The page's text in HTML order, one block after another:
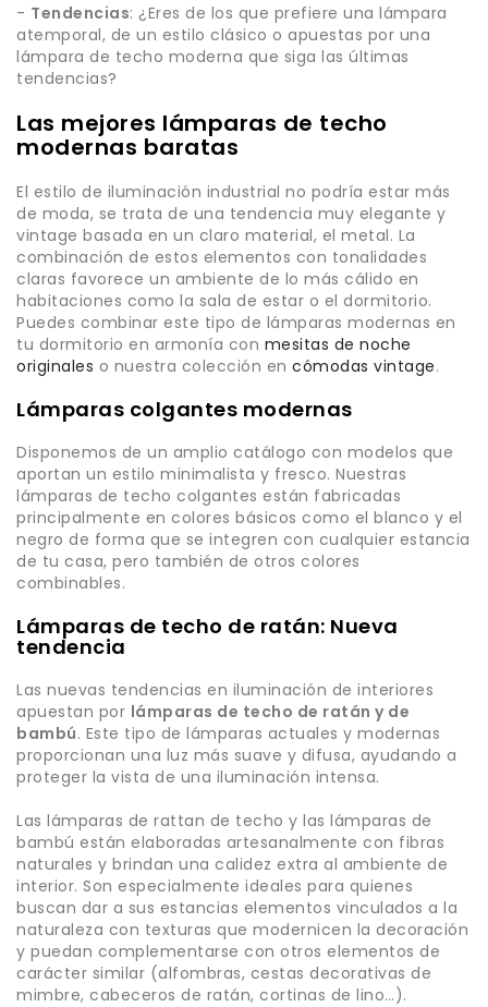
- Tendencias: ¿Eres de los que prefiere una lámpara
atemporal, de un estilo clásico o apuestas por una
lámpara de techo moderna que siga las últimas
tendencias?
Las mejores lámparas de techo
modernas baratas
El estilo de iluminación industrial no podría estar más
de moda, se trata de una tendencia muy elegante y
vintage basada en un claro material, el metal. La
combinación de estos elementos con tonalidades
claras favorece un ambiente de lo más cálido en
habitaciones como la sala de estar o el dormitorio.
Puedes combinar este tipo de lámparas modernas en
tu dormitorio en armonía con mesitas de noche
originales o nuestra colección en cómodas vintage.
Lámparas colgantes modernas
Disponemos de un amplio catálogo con modelos que
aportan un estilo minimalista y fresco. Nuestras
lámparas de techo colgantes están fabricadas
principalmente en colores básicos como el blanco y el
negro de forma que se integren con cualquier estancia
de tu casa, pero también de otros colores
combinables.
Lámparas de techo de ratán: Nueva
tendencia
Las nuevas tendencias en iluminación de interiores
apuestan por lámparas de techo de ratán y de
bambú. Este tipo de lámparas actuales y modernas
proporcionan una luz más suave y difusa, ayudando a
proteger la vista de una iluminación intensa.
Las lámparas de rattan de techo y las lámparas de
bambú están elaboradas artesanalmente con fibras
naturales y brindan una calidez extra al ambiente de
interior. Son especialmente ideales para quienes
buscan dar a sus estancias elementos vinculados a la
naturaleza con texturas que modernicen la decoración
y puedan complementarse con otros elementos de
carácter similar (alfombras, cestas decorativas de
mimbre, cabeceros de ratán, cortinas de lino…).